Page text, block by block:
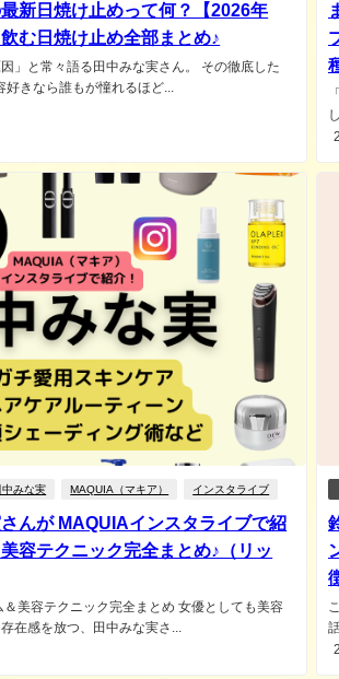
新日焼け止めって何？【2026年
む日焼け止め全部まとめ♪
」と常々語る田中みな実さん。 その徹底した
好きなら誰もが憧れるほど...
中みな実 MAQUIA（マキア） インスタライブ
さんが MAQUIAインスタライブで紹
容テクニック完全まとめ♪（リッ
＆美容テクニック完全まとめ 女優としても美容
在感を放つ、田中みな実さ...